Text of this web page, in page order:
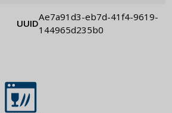
UUID
ae7a91d3-eb7d-41f4-9619-
144965d235b0